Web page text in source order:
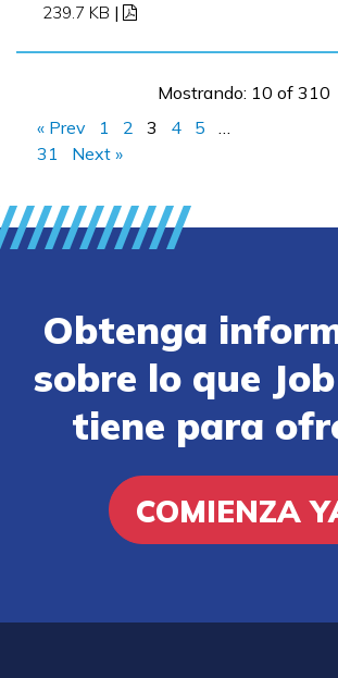
239.7 KB |
Mostrando: 10 of 310
« Prev
1 2 3 4 5
31
Next »
Obtenga
sobre lo que
tiene para
COMIENZA